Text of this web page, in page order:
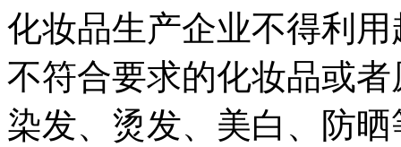
化妆品生产企业不得利
不符合要求的化妆品或
染发、烫发、美白、防